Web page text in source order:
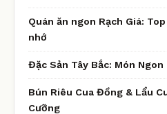
Quán ăn ngon Rạch Giá:
nhớ
Đặc Sản Tây Bắc: Món
Bún Riêu Cua Đồng & Lẩu
Cưỡng